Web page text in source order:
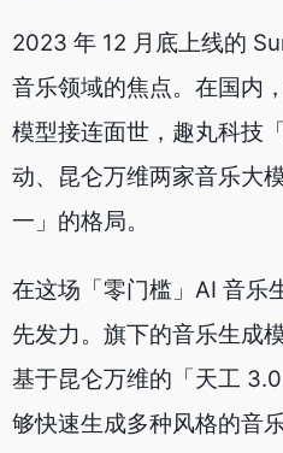
2023 年 12 月底上线的
音乐领域的焦点。在国内
模型接连面世，趣丸科技
动、昆仑万维两家音乐大
一」的格局。
在这场「零门槛」AI 音乐
先发力。旗下的音乐生成
基于昆仑万维的「天工
够快速生成多种风格的音乐